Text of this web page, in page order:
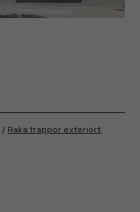
Raka trappor exteriört